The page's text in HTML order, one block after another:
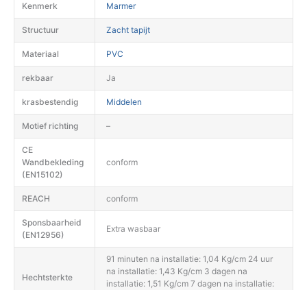
Kenmerk Marmer
Structuur Zacht tapijt
Materiaal PVC
rekbaar Ja
krasbestendig Middelen
Motief richting –
CE
Wandbekleding
(EN15102)
conform
REACH conform
Sponsbaarheid
(EN12956)
Extra wasbaar
Hechtsterkte
91 minuten na installatie: 1,04 Kg/cm 24 uur
na installatie: 1,43 Kg/cm 3 dagen na
installatie: 1,51 Kg/cm 7 dagen na installatie: